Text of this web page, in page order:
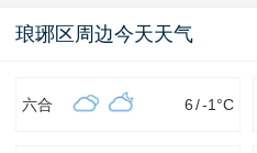
琅琊区周边今天天气
六合 6/-1 °C